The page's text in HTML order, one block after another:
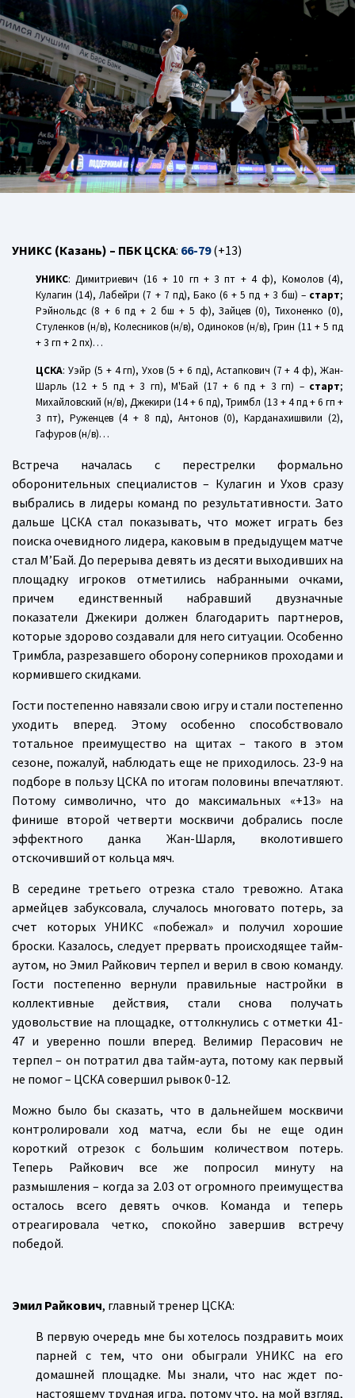
УНИКС (Казань) – ПБК ЦСКА: 66-79(+13)
УНИКС: Димитриевич (16 + 10 гп + 3 пт + 4 ф), Комолов (4),
Кулагин (14), Лабейри (7 + 7 пд), Бако (6 + 5 пд + 3 бш) – старт;
Рэйнольдс (8 + 6 пд + 2 бш + 5 ф), Зайцев (0), Тихоненко (0),
Стуленков (н/в), Колесников (н/в), Одиноков (н/в), Грин (11 + 5 пд
+ 3 гп + 2 пх)…
ЦСКА: Уэйр (5 + 4 гп), Ухов (5 + 6 пд), Астапкович (7 + 4 ф), Жан-
Шарль (12 + 5 пд + 3 гп), М'Бай (17 + 6 пд + 3 гп) – старт;
Михайловский (н/в), Джекири (14 + 6 пд), Тримбл (13 + 4 пд + 6 гп +
3 пт), Руженцев (4 + 8 пд), Антонов (0), Карданахишвили (2),
Гафуров (н/в)…
Встреча началась с перестрелки формально
оборонительных специалистов – Кулагин и Ухов сразу
выбрались в лидеры команд по результативности. Зато
дальше ЦСКА стал показывать, что может играть без
поиска очевидного лидера, каковым в предыдущем матче
стал М’Бай. До перерыва девять из десяти выходивших на
площадку игроков отметились набранными очками,
причем единственный набравший двузначные
показатели Джекири должен благодарить партнеров,
которые здорово создавали для него ситуации. Особенно
Тримбла, разрезавшего оборону соперников проходами и
кормившего скидками.
Гости постепенно навязали свою игру и стали постепенно
уходить вперед. Этому особенно способствовало
тотальное преимущество на щитах – такого в этом
сезоне, пожалуй, наблюдать еще не приходилось. 23-9 на
подборе в пользу ЦСКА по итогам половины впечатляют.
Потому символично, что до максимальных «+13» на
финише второй четверти москвичи добрались после
эффектного данка Жан-Шарля, вколотившего
отскочивший от кольца мяч.
В середине третьего отрезка стало тревожно. Атака
армейцев забуксовала, случалось многовато потерь, за
счет которых УНИКС «побежал» и получил хорошие
броски. Казалось, следует прервать происходящее тайм-
аутом, но Эмил Райкович терпел и верил в свою команду.
Гости постепенно вернули правильные настройки в
коллективные действия, стали снова получать
удовольствие на площадке, оттолкнулись с отметки 41-
47 и уверенно пошли вперед. Велимир Перасович не
терпел – он потратил два тайм-аута, потому как первый
не помог – ЦСКА совершил рывок 0-12.
Можно было бы сказать, что в дальнейшем москвичи
контролировали ход матча, если бы не еще один
короткий отрезок с большим количеством потерь.
Теперь Райкович все же попросил минуту на
размышления – когда за 2.03 от огромного преимущества
осталось всего девять очков. Команда и теперь
отреагировала четко, спокойно завершив встречу
победой.
Эмил Райкович, главный тренер ЦСКА:
В первую очередь мне бы хотелось поздравить моих
парней с тем, что они обыграли УНИКС на его
домашней площадке. Мы знали, что нас ждет по-
настоящему трудная игра, потому что, на мой взгляд,